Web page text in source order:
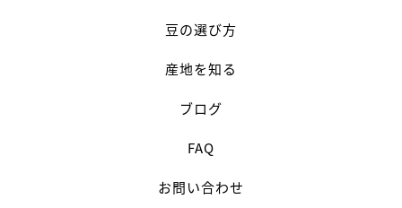
豆の選び方
産地を知る
ブログ
FAQ
お問い合わせ